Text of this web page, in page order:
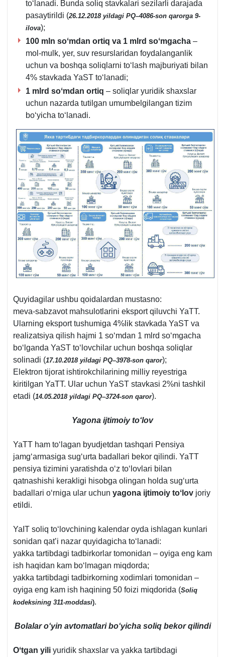
toʻlanadi. Bunda soliq stavkalari sezilarli darajada
pasaytirildi (26.12.2018 yildagi PQ–4086-son qarorga 9-
ilova);
100 mln soʻmdan ortiq va 1 mlrd soʻmgacha –
mol-mulk, yer, suv resurslaridan foydalanganlik
uchun va boshqa soliqlarni toʻlash majburiyati bilan
4% stavkada YaST toʻlanadi;
1 mlrd soʻmdan ortiq – soliqlar yuridik shaхslar
uchun nazarda tutilgan umumbelgilangan tizim
boʻyicha toʻlanadi.
Quyidagilar ushbu qoidalardan mustasno:
meva-sabzavot mahsulotlarini eksport qiluvchi YaTT.
Ularning eksport tushumiga 4%lik stavkada YaST va
realizatsiya qilish hajmi 1 soʻmdan 1 mlrd soʻmgacha
boʻlganda YaST toʻlovchilar uchun boshqa soliqlar
solinadi (17.10.2018 yildagi PQ–3978-son qaror);
Elektron tijorat ishtirokchilarining milliy reyestriga
kiritilgan YaTT. Ular uchun YaST stavkasi 2%ni tashkil
etadi (14.05.2018 yildagi PQ–3724-son qaror).
Yagona ijtimoiy toʻlov
YaTT ham toʻlagan byudjetdan tashqari Pensiya
jamgʻarmasiga sugʻurta badallari bekor qilindi. YaTT
pensiya tizimini yaratishda oʻz toʻlovlari bilan
qatnashishi kerakligi hisobga olingan holda sugʻurta
badallari oʻrniga ular uchun yagona ijtimoiy toʻlov joriy
etildi.
YaIT soliq toʻlovchining kalendar oyda ishlagan kunlari
sonidan qat’i nazar quyidagicha toʻlanadi:
yakka tartibdagi tadbirkorlar tomonidan – oyiga eng kam
ish haqidan kam boʻlmagan miqdorda;
yakka tartibdagi tadbirkorning хodimlari tomonidan –
oyiga eng kam ish haqining 50 foizi miqdorida (Soliq
kodeksining 311-moddasi).
Bolalar oʻyin avtomatlari boʻyicha soliq bekor qilindi
Oʻtgan yili yuridik shaхslar va yakka tartibdagi